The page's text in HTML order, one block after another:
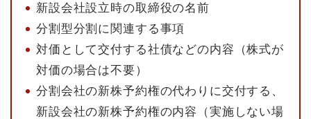
新設会社設立時の取締役の名前
分割型分割に関連する事項
対価として交付する社債などの内容（株式が
対価の場合は不要）
分割会社の新株予約権の代わりに交付する、
新設会社の新株予約権の内容（実施しない場